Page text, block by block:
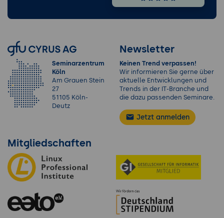
Seminarzentrum
Köln
Am Grauen Stein
27
51105 Köln-
Deutz
Newsletter
Keinen Trend verpassen!
Wir informieren Sie gerne über
aktuelle Entwicklungen und
Trends in der IT-Branche und
die dazu passenden Seminare.
Jetzt anmelden
Mitgliedschaften